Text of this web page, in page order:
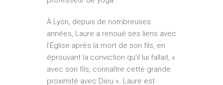
À Lyon, depuis de nombreuses
années, Laure a renoué ses liens avec
l’Église après la mort de son fils, en
éprouvant la conviction qu’il lui fallait, «
avec son fils, connaître cette grande
proximité avec Dieu ». Laure est